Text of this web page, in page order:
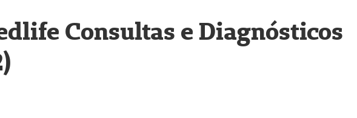
Consultas e Diagnósticos